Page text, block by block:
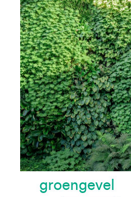
groengevel